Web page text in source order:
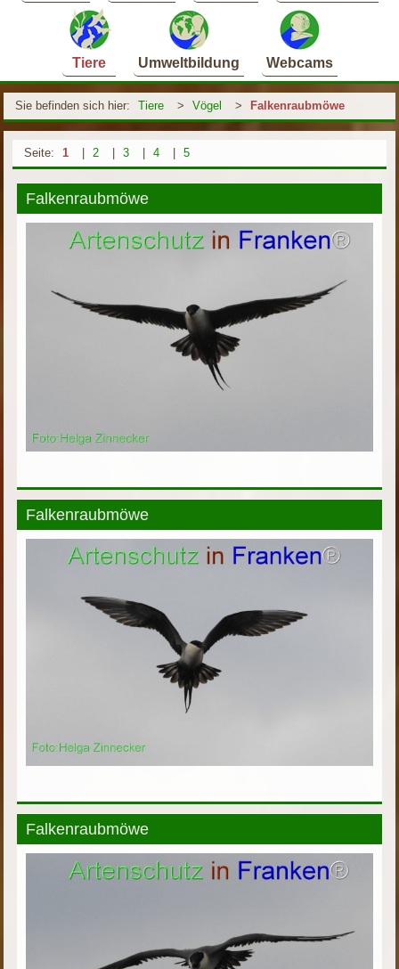
Tiere Umweltbildung Webcams
Sie befinden sich hier: Tiere > Vögel > Falkenraubmöwe
Seite: 1 | 2 | 3 | 4 | 5
Falkenraubmöwe
Falkenraubmöwe
Falkenraubmöwe